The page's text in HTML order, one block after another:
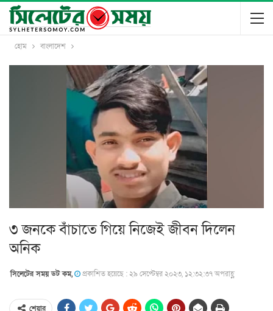
হোম বাংলাদেশ
৩ জনকে বাঁচাতে গিয়ে নিজেই জীবন দিলেন
অনিক
সিলেটের সময় ডট কম, প্রকাশিত হয়েছে : ২৯ সেপ্টেম্বর ২০২৩, ১২:৩২:৩৭ অপরাহ্ণ
শেয়ার